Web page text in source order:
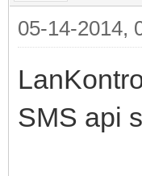
05-14-2014,
SMS api